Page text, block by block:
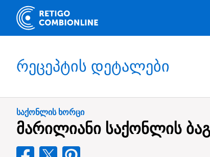
რეცეპტის დეტალები
საქონლის ხორცი
მარილიანი საქონლის